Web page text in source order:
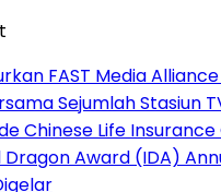
FAST Media
Sejumlah Stasiun
Chinese Life
Award (IDA)